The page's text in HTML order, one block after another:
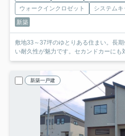
ウォークインクロゼット
システムキ
新築
敷地33～37坪のゆとりある住まい。長
い耐久性が魅力です。セカンドカーにも
新築一戸建